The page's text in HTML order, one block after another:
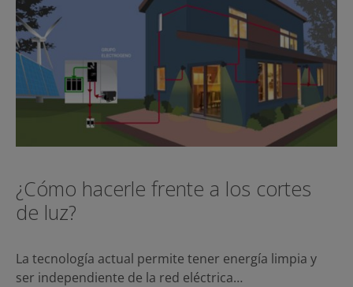
¿Cómo hacerle frente a los cortes
de luz?
La tecnología actual permite tener energía limpia y
ser independiente de la red eléctrica…